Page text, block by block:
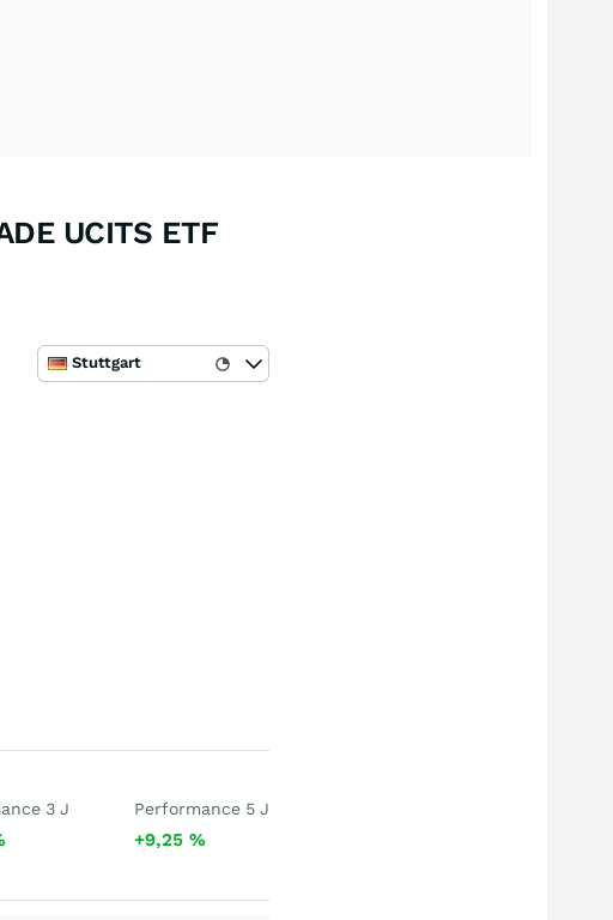
UCITS ETF
Stuttgart
3 J Performance 5 J
+9,25 %